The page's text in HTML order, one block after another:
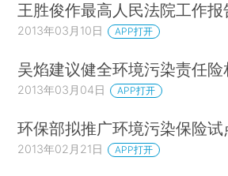
王胜俊作最高人民法院工作报
2013年03月10日 APP打开
吴焰建议健全环境污染责任
2013年03月04日 APP打开
环保部拟推广环境污染保险试
2013年02月21日 APP打开